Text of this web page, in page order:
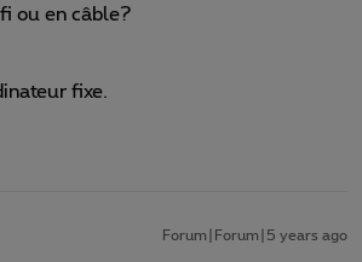
ou en câble?
fixe.
Forum|Forum|5 years ago